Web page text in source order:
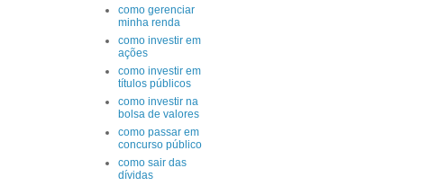
como gerenciar
minha renda
como investir em
ações
como investir em
títulos públicos
como investir na
bolsa de valores
como passar em
concurso público
como sair das
dívidas